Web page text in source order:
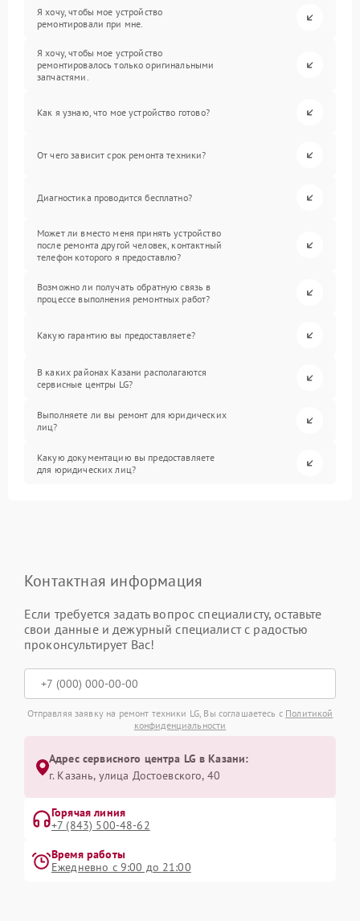
Я хочу, чтобы мое устройство
ремонтировали при мне.
Я хочу, чтобы мое устройство
ремонтировалось только оригинальными
запчастями.
Как я узнаю, что мое устройство готово?
От чего зависит срок ремонта техники?
Диагностика проводится бесплатно?
Может ли вместо меня принять устройство
после ремонта другой человек, контактный
телефон которого я предоставлю?
Возможно ли получать обратную связь в
процессе выполнения ремонтных работ?
Какую гарантию вы предоставляете?
В каких районах Казани располагаются
сервисные центры LG?
Выполняете ли вы ремонт для юридических
лиц?
Какую документацию вы предоставляете
для юридических лиц?
Контактная информация
Если требуется задать вопрос специалисту, оставьте
свои данные и дежурный специалист с радостью
проконсультирует Вас!
Отправляя заявку на ремонт техники LG, Вы соглашаетесь с Политикой
конфиденциальности
Адрес сервисного центра LG в Казани:
г. Казань, улица Достоевского, 40
Горячая линия
+7 (843) 500-48-62
Время работы
Ежедневно с 9:00 до 21:00